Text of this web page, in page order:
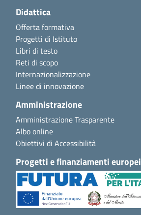
Didattica
Offerta formativa
Progetti di Istituto
Libri di testo
Reti di scopo
Internazionalizzazione
Linee di innovazione
Amministrazione
Amministrazione Trasparente
Albo online
Obiettivi di Accessibilità
Progetti e finanziamenti europei